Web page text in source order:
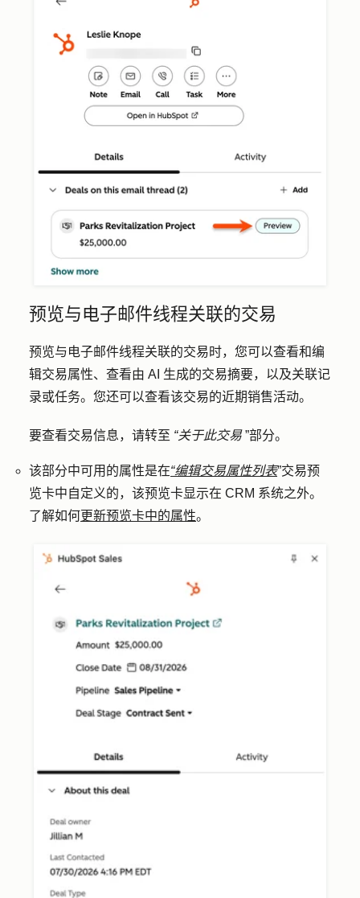
预览与电子邮件线程关联的交易
预览与电子邮件线程关联的交易时，您可以查看和编
辑交易属性、查看由 AI 生成的交易摘要，以及关联记
录或任务。您还可以查看该交易的近期销售活动。
要查看交易信息，请转至 “关于此交易”部分。
该部分中可用的属性是在“编辑交易属性列表”交易预
览卡中自定义的，该预览卡显示在 CRM 系统之外。
了解如何更新预览卡中的属性。